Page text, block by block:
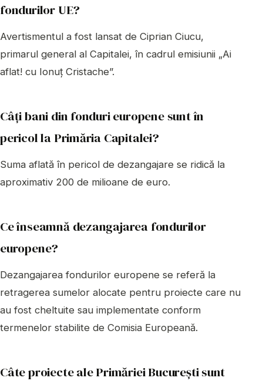
fondurilor UE?
Avertismentul a fost lansat de Ciprian Ciucu,
primarul general al Capitalei, în cadrul emisiunii „Ai
aflat! cu Ionuț Cristache”.
Câți bani din fonduri europene sunt în
pericol la Primăria Capitalei?
Suma aflată în pericol de dezangajare se ridică la
aproximativ 200 de milioane de euro.
Ce înseamnă dezangajarea fondurilor
europene?
Dezangajarea fondurilor europene se referă la
retragerea sumelor alocate pentru proiecte care nu
au fost cheltuite sau implementate conform
termenelor stabilite de Comisia Europeană.
Câte proiecte ale Primăriei București sunt